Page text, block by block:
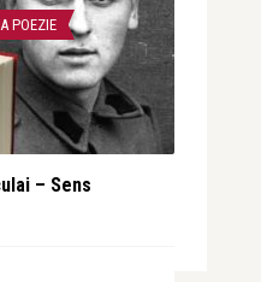
POEZIE
– Sens